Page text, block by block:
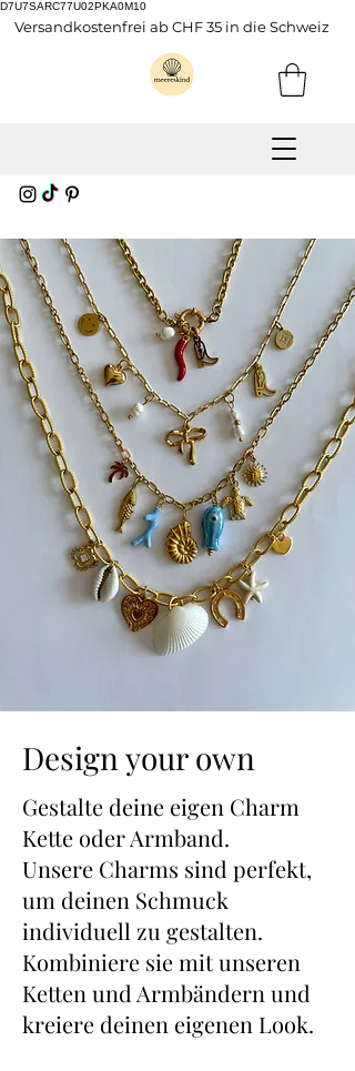
D7U7SARC77U02PKA0M10
Versandkostenfrei ab CHF 35 in die Schweiz
Design your own
Gestalte deine eigen Charm
Kette oder Armband.
Unsere Charms sind perfekt,
um deinen Schmuck
individuell zu gestalten.
Kombiniere sie mit unseren
Ketten und Armbändern und
kreiere deinen eigenen Look.